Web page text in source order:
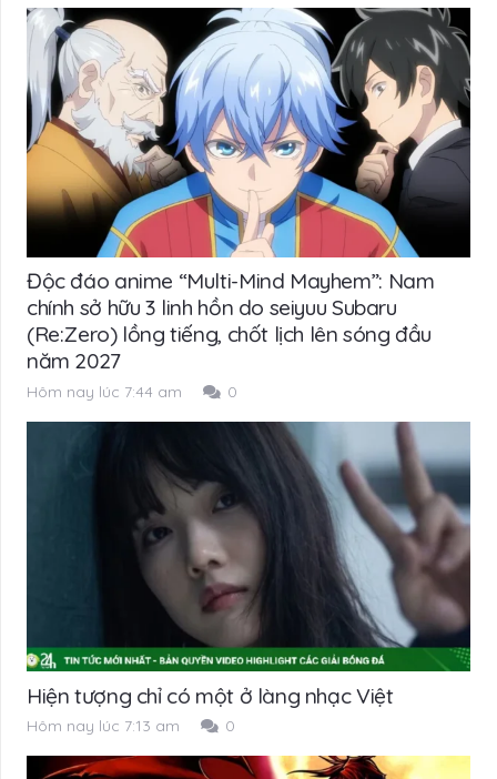
Độc đáo anime “Multi-Mind Mayhem”: Nam
chính sở hữu 3 linh hồn do seiyuu Subaru
(Re:Zero) lồng tiếng, chốt lịch lên sóng đầu
năm 2027
Hôm nay lúc 7:44 am 0
Hiện tượng chỉ có một ở làng nhạc Việt
Hôm nay lúc 7:13 am 0